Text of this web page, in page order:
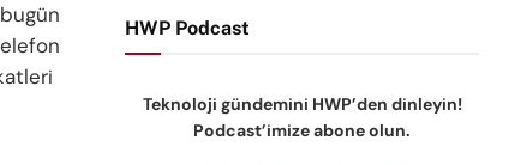
bugün
HWP Podcast
Teknoloji gündemini HWP’den dinleyin!
Podcast’imize abone olun.